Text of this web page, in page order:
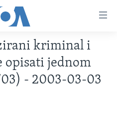
kriminal i
opisati jednom
- 2003-03-03